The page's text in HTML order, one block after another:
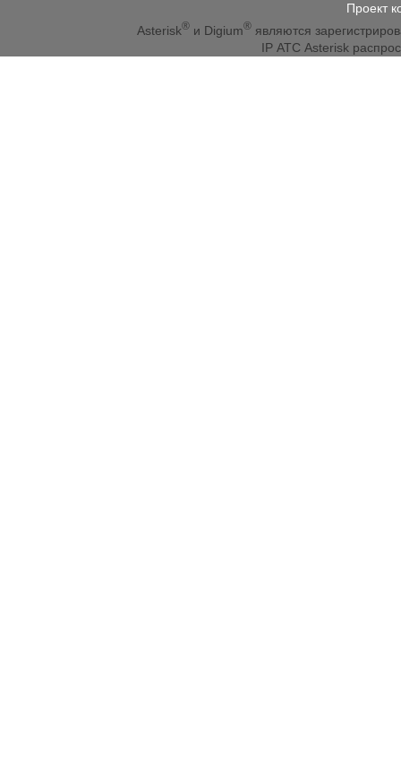
Проект
Asterisk® и Digium® являются
IP АТС Asterisk